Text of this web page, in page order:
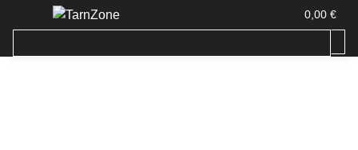
0,00 €